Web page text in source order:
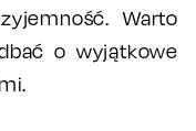
Warto
o wyjątkowe